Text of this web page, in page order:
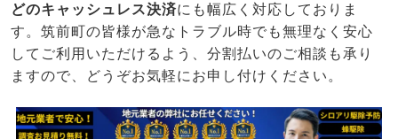
どのキャッシュレス決済にも幅広く対応しておりま
す。筑前町の皆様が急なトラブル時でも無理なく安心
してご利用いただけるよう、分割払いのご相談も承り
ますので、どうぞお気軽にお申し付けください。